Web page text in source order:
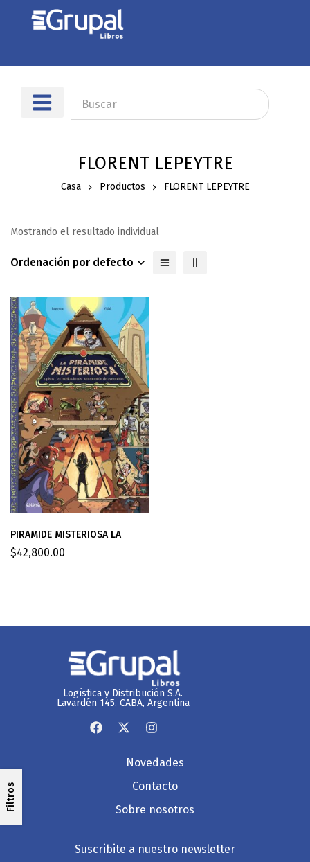
FLORENT LEPEYTRE
Casa Productos FLORENT LEPEYTRE
Filtros
Mostrando el resultado individual
Ordenación por defecto
PIRAMIDE MISTERIOSA LA
$42,800.00
Logística y Distribución S.A.
Lavardén 145. CABA, Argentina
Novedades
Contacto
Sobre nosotros
Suscribite a nuestro newsletter